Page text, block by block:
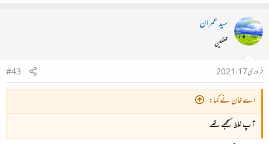
سید عمران
محفلین
فروری 17، 2021
#43
اے خان نے کہا:
آپ غلط سمجھے تھے